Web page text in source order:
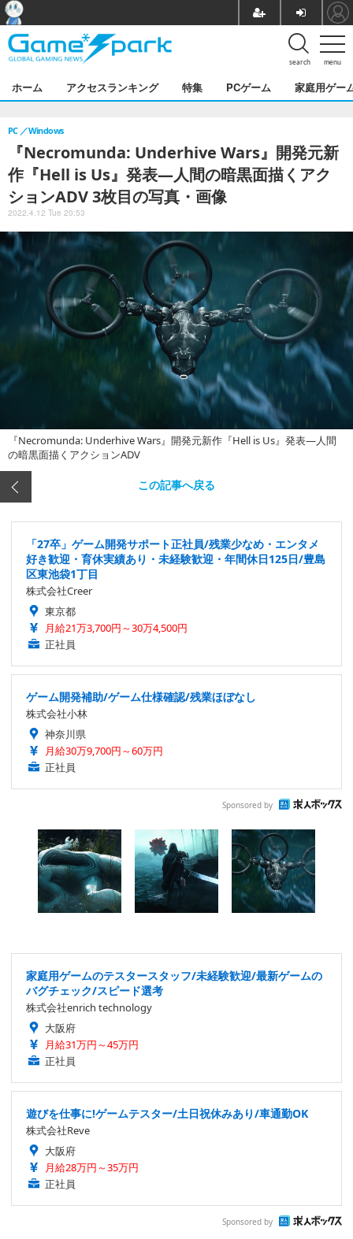
menu
search
ホーム アクセスランキング 特集 PCゲーム 家庭用ゲー
『Necromunda: Underhive Wars』開発元新
作『Hell is Us』発表―人間の暗黒面描くアク
ションADV 3枚目の写真・画像
PC Windows
2022.4.12 Tue 20:53
『Necromunda: Underhive Wars』開発元新作『Hell is Us』発表―人間
の暗黒面描くアクションADV
この記事へ戻る
「27卒」ゲーム開発サポート正社員/残業少なめ・エンタメ
好き歓迎・育休実績あり・未経験歓迎・年間休日125日/豊島
区東池袋1丁目
株式会社Creer
東京都
月給21万3,700円～30万4,500円
正社員
ゲーム開発補助/ゲーム仕様確認/残業ほぼなし
株式会社小林
神奈川県
月給30万9,700円～60万円
正社員
Sponsored by
家庭用ゲームのテスタースタッフ/未経験歓迎/最新ゲームの
バグチェック/スピード選考
株式会社enrich technology
大阪府
月給31万円～45万円
正社員
遊びを仕事に!ゲームテスター/土日祝休みあり/車通勤OK
株式会社Reve
大阪府
月給28万円～35万円
正社員
Sponsored by